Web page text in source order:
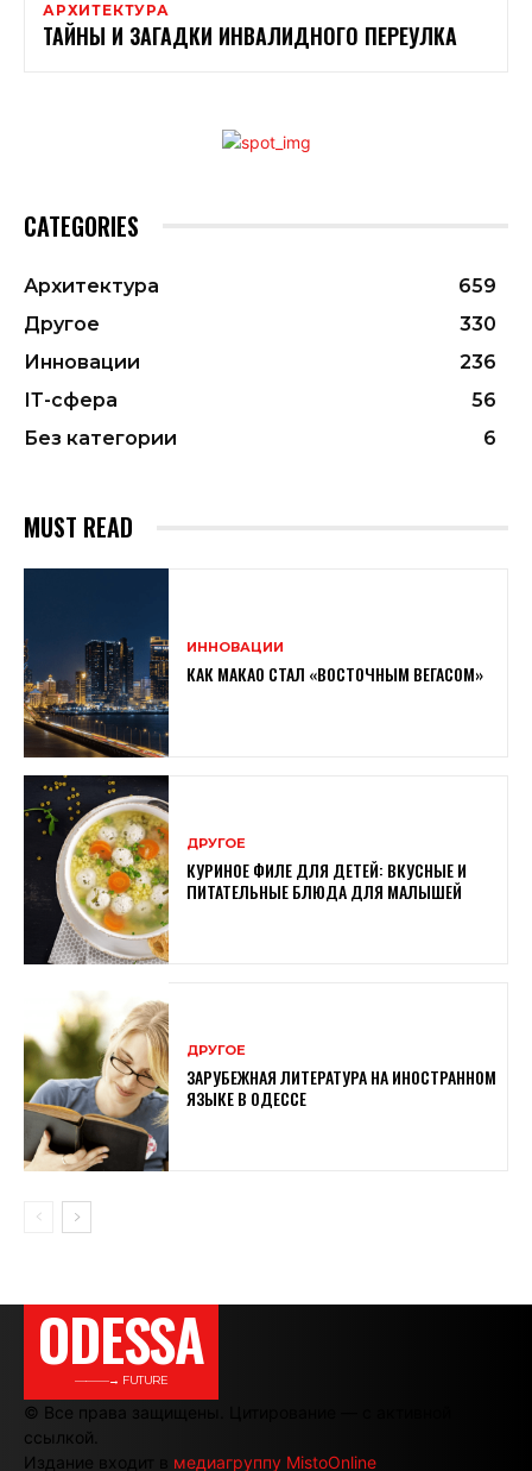
АРХИТЕКТУРА
ТАЙНЫ И ЗАГАДКИ ИНВАЛИДНОГО ПЕРЕУЛКА
CATEGORIES
Архитектура
659
Другое
330
Инновации
236
ІТ-сфера
56
Без категории
6
MUST READ
ИННОВАЦИИ
КАК МАКАО СТАЛ «ВОСТОЧНЫМ ВЕГАСОМ»
ДРУГОЕ
КУРИНОЕ ФИЛЕ ДЛЯ ДЕТЕЙ: ВКУСНЫЕ И
ПИТАТЕЛЬНЫЕ БЛЮДА ДЛЯ МАЛЫШЕЙ
ДРУГОЕ
ЗАРУБЕЖНАЯ ЛИТЕРАТУРА НА ИНОСТРАННОМ
ЯЗЫКЕ В ОДЕССЕ
ODESSA
———→ FUTURE
© Все права защищены. Цитирование — с активной
ссылкой.
Издание входит в медиагруппу MistoOnline